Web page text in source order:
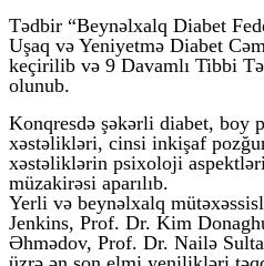
Tədbir “Beynəlxalq Diabet
Uşaq və Yeniyetmə Diabet
keçirilib və 9 Davamlı Tibbi
olunub.
Konqresdə şəkərli diabet, boy
xəstəlikləri, cinsi inkişaf
xəstəliklərin psixoloji
müzakirəsi aparılıb.
Yerli və beynəlxalq
Jenkins, Prof. Dr. Kim
Əhmədov, Prof. Dr. Nailə